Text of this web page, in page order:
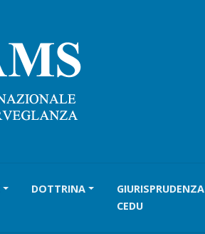
DOTTRINA
GIURISPRUDENZA
CEDU